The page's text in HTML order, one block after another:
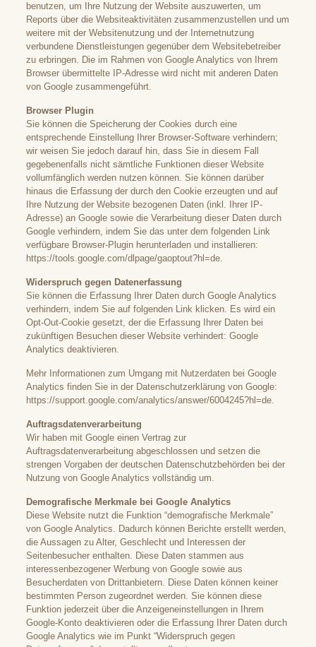
benutzen, um Ihre Nutzung der Website auszuwerten, um
Reports über die Websiteaktivitäten zusammenzustellen und um
weitere mit der Websitenutzung und der Internetnutzung
verbundene Dienstleistungen gegenüber dem Websitebetreiber
zu erbringen. Die im Rahmen von Google Analytics von Ihrem
Browser übermittelte IP-Adresse wird nicht mit anderen Daten
von Google zusammengeführt.
Browser Plugin
Sie können die Speicherung der Cookies durch eine
entsprechende Einstellung Ihrer Browser-Software verhindern;
wir weisen Sie jedoch darauf hin, dass Sie in diesem Fall
gegebenenfalls nicht sämtliche Funktionen dieser Website
vollumfänglich werden nutzen können. Sie können darüber
hinaus die Erfassung der durch den Cookie erzeugten und auf
Ihre Nutzung der Website bezogenen Daten (inkl. Ihrer IP-
Adresse) an Google sowie die Verarbeitung dieser Daten durch
Google verhindern, indem Sie das unter dem folgenden Link
verfügbare Browser-Plugin herunterladen und installieren:
https://tools.google.com/dlpage/gaoptout?hl=de.
Widerspruch gegen Datenerfassung
Sie können die Erfassung Ihrer Daten durch Google Analytics
verhindern, indem Sie auf folgenden Link klicken. Es wird ein
Opt-Out-Cookie gesetzt, der die Erfassung Ihrer Daten bei
zukünftigen Besuchen dieser Website verhindert: Google
Analytics deaktivieren.
Mehr Informationen zum Umgang mit Nutzerdaten bei Google
Analytics finden Sie in der Datenschutzerklärung von Google:
https://support.google.com/analytics/answer/6004245?hl=de.
Auftragsdatenverarbeitung
Wir haben mit Google einen Vertrag zur
Auftragsdatenverarbeitung abgeschlossen und setzen die
strengen Vorgaben der deutschen Datenschutzbehörden bei der
Nutzung von Google Analytics vollständig um.
Demografische Merkmale bei Google Analytics
Diese Website nutzt die Funktion “demografische Merkmale”
von Google Analytics. Dadurch können Berichte erstellt werden,
die Aussagen zu Alter, Geschlecht und Interessen der
Seitenbesucher enthalten. Diese Daten stammen aus
interessenbezogener Werbung von Google sowie aus
Besucherdaten von Drittanbietern. Diese Daten können keiner
bestimmten Person zugeordnet werden. Sie können diese
Funktion jederzeit über die Anzeigeneinstellungen in Ihrem
Google-Konto deaktivieren oder die Erfassung Ihrer Daten durch
Google Analytics wie im Punkt “Widerspruch gegen